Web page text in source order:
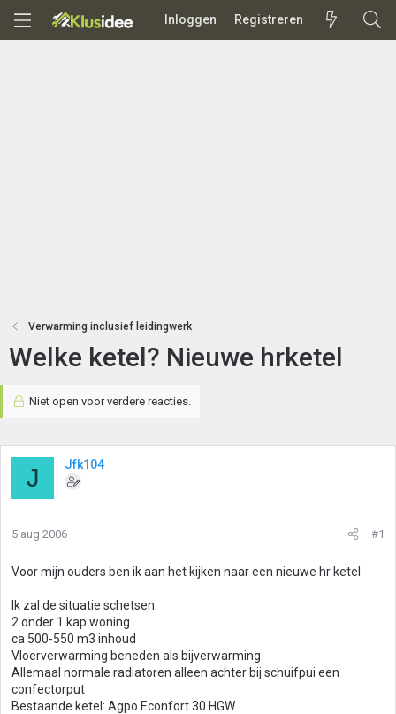
Inloggen Registreren
Verwarming inclusief leidingwerk
Welke ketel? Nieuwe hrketel
Niet open voor verdere reacties.
J Jfk104
5 aug 2006 #1
Voor mijn ouders ben ik aan het kijken naar een nieuwe hr ketel.
Ik zal de situatie schetsen:
2 onder 1 kap woning
ca 500-550 m3 inhoud
Vloerverwarming beneden als bijverwarming
Allemaal normale radiatoren alleen achter bij schuifpui een
confectorput
Bestaande ketel: Agpo Econfort 30 HGW